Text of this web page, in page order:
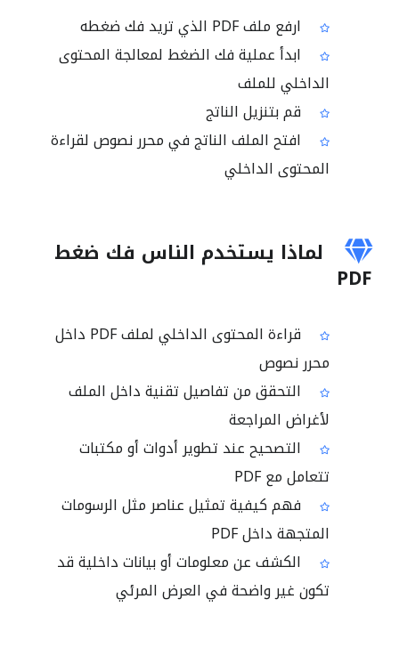
ارفع ملف PDF الذي تريد فك ضغطه
ابدأ عملية فك الضغط لمعالجة المحتوى
الداخلي للملف
قم بتنزيل الناتج
افتح الملف الناتج في محرر نصوص لقراءة
المحتوى الداخلي
لماذا يستخدم الناس فك ضغط
PDF
قراءة المحتوى الداخلي لملف PDF داخل
محرر نصوص
التحقق من تفاصيل تقنية داخل الملف
لأغراض المراجعة
التصحيح عند تطوير أدوات أو مكتبات
تتعامل مع PDF
فهم كيفية تمثيل عناصر مثل الرسومات
المتجهة داخل PDF
الكشف عن معلومات أو بيانات داخلية قد
تكون غير واضحة في العرض المرئي